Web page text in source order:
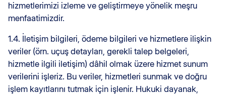
hizmetlerimizi izleme ve geliştirmeye yönelik meşru
menfaatimizdir.
1.4. İletişim bilgileri, ödeme bilgileri ve hizmetlere ilişkin
veriler (örn. uçuş detayları, gerekli talep belgeleri,
hizmetle ilgili iletişim) dâhil olmak üzere hizmet sunum
verilerini işleriz. Bu veriler, hizmetleri sunmak ve doğru
işlem kayıtlarını tutmak için işlenir. Hukuki dayanak,